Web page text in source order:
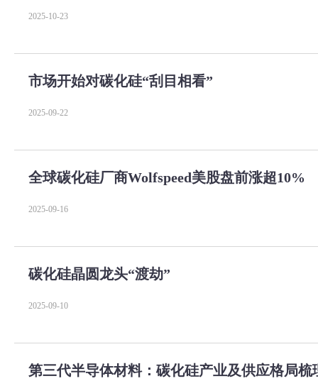
2025-10-23
市场开始对碳化硅“刮目相看”
2025-09-22
全球碳化硅厂商Wolfspeed美股盘前涨超10%
2025-09-16
碳化硅晶圆龙头“渡劫”
2025-09-10
第三代半导体材料：碳化硅产业及供应格局梳